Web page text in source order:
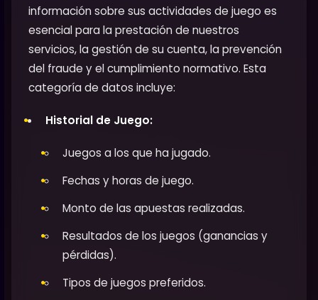
información sobre sus actividades de juego es
esencial para la prestación de nuestros
servicios, la gestión de su cuenta, la prevención
del fraude y el cumplimiento normativo. Esta
categoría de datos incluye:
Historial de Juego:
Juegos a los que ha jugado.
Fechas y horas de juego.
Monto de las apuestas realizadas.
Resultados de los juegos (ganancias y
pérdidas).
Tipos de juegos preferidos.